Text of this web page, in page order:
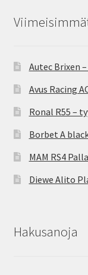
Autec Brixen
Avus Racing
Ronal R55 –
Borbet A
MAM RS4
Diewe Alito
Hakusanoja